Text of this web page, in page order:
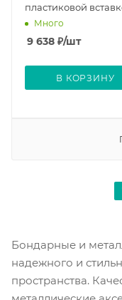
пластиковой
наливным клапаном,
липа "Банные
Много
9 638 ₽/шт
В КОРЗИНУ
Бондарные и
надежного и
пространства.